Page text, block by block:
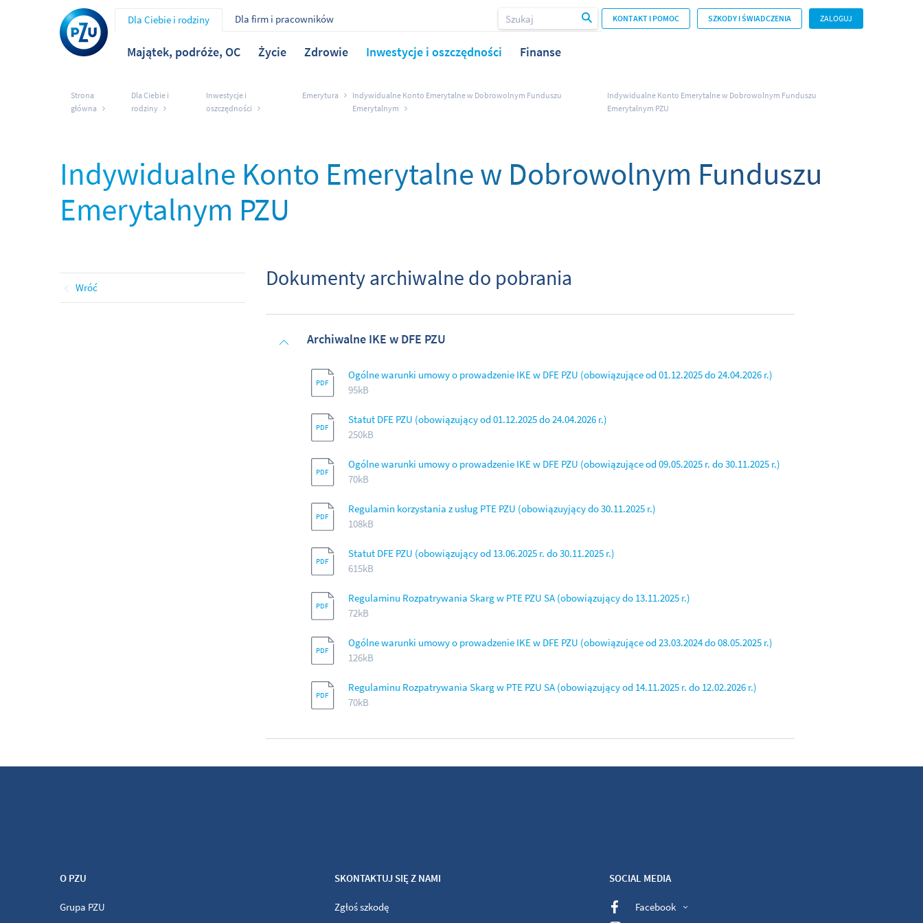
Dla Ciebie i rodziny Dla firm i pracowników
Majątek, podróże, OC Życie Zdrowie Inwestycje i oszczędności Finanse
KONTAKT I POMOC SZKODY I ŚWIADCZENIA ZALOGUJ
Strona
główna
Dla Ciebie i
rodziny
Inwestycje i
oszczędności
Emerytura
Indywidualne Konto Emerytalne w Dobrowolnym Funduszu
Emerytalnym
Indywidualne Konto Emerytalne w Dobrowolnym Funduszu
Emerytalnym PZU
Indywidualne Konto Emerytalne w Dobrowolnym Funduszu
Emerytalnym PZU
Wróć Dokumenty archiwalne do pobrania
Archiwalne IKE w DFE PZU
Ogólne warunki umowy o prowadzenie IKE w DFE PZU (obowiązujące od 01.12.2025 do 24.04.2026 r.)
95kB
Statut DFE PZU (obowiązujący od 01.12.2025 do 24.04.2026 r.)
250kB
Ogólne warunki umowy o prowadzenie IKE w DFE PZU (obowiązujące od 09.05.2025 r. do 30.11.2025 r.)
70kB
Regulamin korzystania z usług PTE PZU (obowiązuyjący do 30.11.2025 r.)
108kB
Statut DFE PZU (obowiązujący od 13.06.2025 r. do 30.11.2025 r.)
615kB
Regulaminu Rozpatrywania Skarg w PTE PZU SA (obowiązujący do 13.11.2025 r.)
72kB
Ogólne warunki umowy o prowadzenie IKE w DFE PZU (obowiązujące od 23.03.2024 do 08.05.2025 r.)
126kB
Regulaminu Rozpatrywania Skarg w PTE PZU SA (obowiązujący od 14.11.2025 r. do 12.02.2026 r.)
70kB
O PZU
Grupa PZU
SKONTAKTUJ SIĘ Z NAMI
Zgłoś szkodę
SOCIAL MEDIA
Facebook